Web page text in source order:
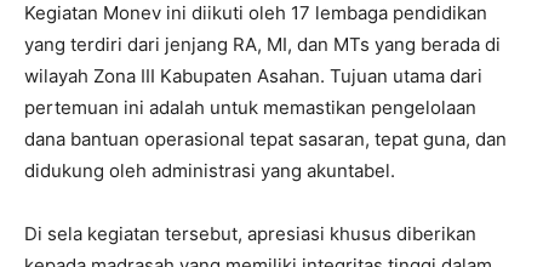
Kegiatan Monev ini diikuti oleh 17 lembaga pendidikan
yang terdiri dari jenjang RA, MI, dan MTs yang berada di
wilayah Zona III Kabupaten Asahan. Tujuan utama dari
pertemuan ini adalah untuk memastikan pengelolaan
dana bantuan operasional tepat sasaran, tepat guna, dan
didukung oleh administrasi yang akuntabel.
Di sela kegiatan tersebut, apresiasi khusus diberikan